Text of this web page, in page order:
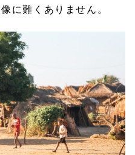
に難くありません。